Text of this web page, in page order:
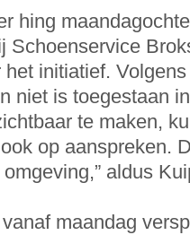
hing
Schoenservice
initiatief.
niet is toegestaan
te maken,
op aanspreken.
aldus
maandag